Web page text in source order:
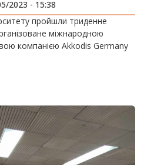
2023 - 15:38
пройшли триденне
міжнародною
компанією Akkodis Germany